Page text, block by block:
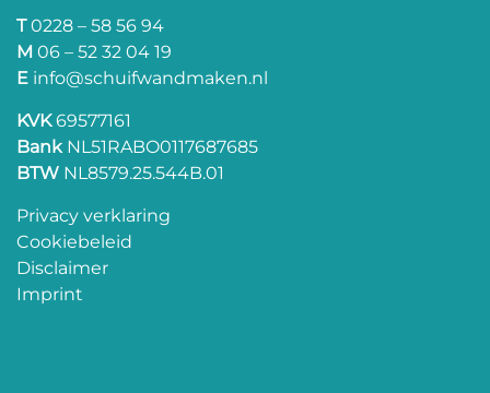
T0228 – 58 56 94
M 06 – 52 32 04 19
E info@schuifwandmaken.nl
KVK69577161
BankNL51RABO0117687685
BTW NL8579.25.544B.01
Privacy verklaring
Cookiebeleid
Disclaimer
Imprint